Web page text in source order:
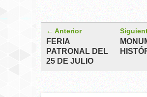
← Anterior
FERIA
PATRONAL DEL
25 DE JULIO